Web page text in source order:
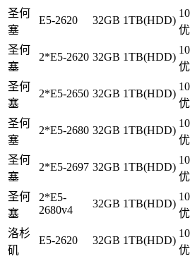
圣何
塞
E5-2620 32GB 1TB(HDD)
圣何
塞
2*E5-2620 32GB 1TB(HDD)
圣何
塞
2*E5-2650 32GB 1TB(HDD)
圣何
塞
2*E5-2680 32GB 1TB(HDD)
圣何
塞
2*E5-2697 32GB 1TB(HDD)
圣何
塞
2*E5-
2680v4
32GB 1TB(HDD)
洛杉
矶
E5-2620 32GB 1TB(HDD)